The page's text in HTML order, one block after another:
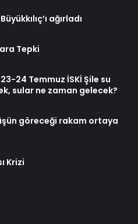
ağırladı
Tepki
24 Temmuz İSKİ Şile su
sular ne zaman gelecek?
göreceği rakam ortaya
Krizi